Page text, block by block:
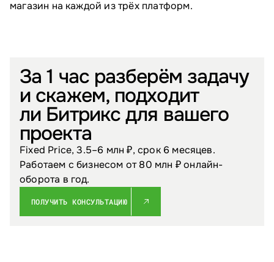
магазин на каждой из трёх платформ.
За 1 час разберём задачу
и скажем, подходит
ли Битрикс для вашего
проекта
Fixed Price, 3.5–6 млн ₽, срок 6 месяцев.
Работаем с бизнесом от 80 млн ₽ онлайн-
оборота в год.
ПОЛУЧИТЬ КОНСУЛЬТАЦИЮ